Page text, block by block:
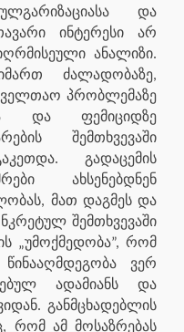
და
ინტერესი არ
ანალიზი.
ძალადობაზე,
პრობლემაზე
და ფემიციდზე
შემთხვევაში
გადაცემის
ახსენებდნენ
მათ დაგმეს და
შემთხვევაში
„უმოქმედობა”, რომ
ვერ
ადამიანს და
განმცხადებლის
რომ ამ მოსაზრებას